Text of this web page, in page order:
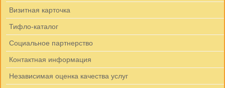
Визитная карточка
Тифло-каталог
Социальное партнерство
Контактная информация
Независимая оценка качества услуг